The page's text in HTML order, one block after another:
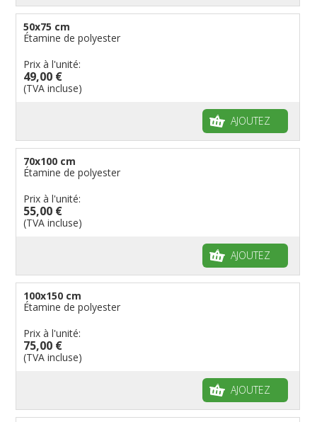
50x75 cm
Étamine de polyester
Prix à l'unité:
49,00 €
(TVA incluse)
AJOUTEZ
70x100 cm
Étamine de polyester
Prix à l'unité:
55,00 €
(TVA incluse)
AJOUTEZ
100x150 cm
Étamine de polyester
Prix à l'unité:
75,00 €
(TVA incluse)
AJOUTEZ